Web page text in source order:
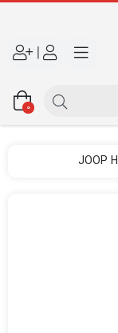
|
0
JOOP